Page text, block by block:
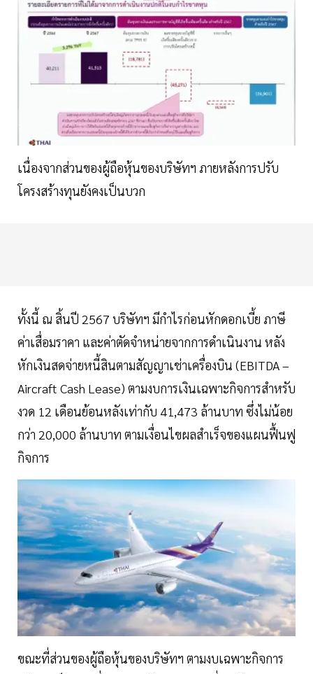
เนื่องจากส่วนของผู้ถือหุ้นของบริษัทฯ ภายหลังการปรับ
โครงสร้างทุนยังคงเป็นบวก
ทั้งนี้ ณ สิ้นปี 2567 บริษัทฯ มีกำไรก่อนหักดอกเบี้ย ภาษี
ค่าเสื่อมราคา และค่าตัดจำหน่ายจากการดำเนินงาน หลัง
หักเงินสดจ่ายหนี้สินตามสัญญาเช่าเครื่องบิน (EBITDA –
Aircraft Cash Lease) ตามงบการเงินเฉพาะกิจการสำหรับ
งวด 12 เดือนย้อนหลังเท่ากับ 41,473 ล้านบาท ซึ่งไม่น้อย
กว่า 20,000 ล้านบาท ตามเงื่อนไขผลสำเร็จของแผนฟื้นฟู
กิจการ
ขณะที่ส่วนของผู้ถือหุ้นของบริษัทฯ ตามงบเฉพาะกิจการ